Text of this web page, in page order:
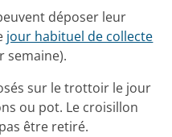
déposer leur
jour habituel de collecte
semaine).
sur le trottoir le jour
ou pot. Le croisillon
être retiré.